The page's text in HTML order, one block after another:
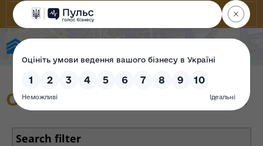
Offers and announcements
Search filter